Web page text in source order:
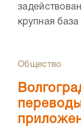
крупная
Общество